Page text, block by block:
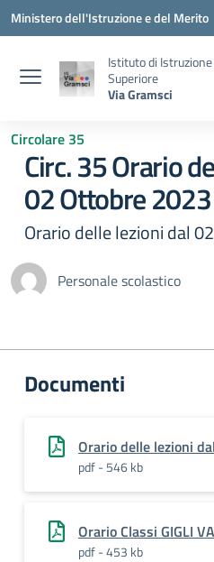
Vai ai contenuti
Vai al menu di navigazione
Vai al footer
Ministero dell'Istruzione e del Merito
Istituto di Istruzione
Superiore
Via Gramsci
Circolare 35
Circ. 35 Orario
02 Ottobre 2023
Orario delle lezioni dal
Personale scolastico
Documenti
Orario delle lezioni
pdf - 546 kb
Orario Classi GIGLI
pdf - 453 kb